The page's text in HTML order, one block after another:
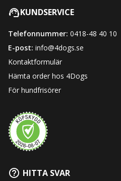
KUNDSERVICE
Telefonnummer: 0418-48 40 10
E-post: info@4dogs.se
Kontaktformulär
Hämta order hos 4Dogs
För hundfrisörer
HITTA SVAR